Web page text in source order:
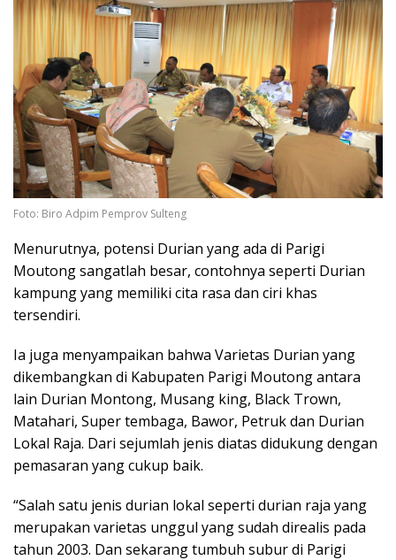
Foto: Biro Adpim Pemprov Sulteng
Menurutnya, potensi Durian yang ada di Parigi
Moutong sangatlah besar, contohnya seperti Durian
kampung yang memiliki cita rasa dan ciri khas
tersendiri.
Ia juga menyampaikan bahwa Varietas Durian yang
dikembangkan di Kabupaten Parigi Moutong antara
lain Durian Montong, Musang king, Black Trown,
Matahari, Super tembaga, Bawor, Petruk dan Durian
Lokal Raja. Dari sejumlah jenis diatas didukung dengan
pemasaran yang cukup baik.
“Salah satu jenis durian lokal seperti durian raja yang
merupakan varietas unggul yang sudah direalis pada
tahun 2003. Dan sekarang tumbuh subur di Parigi